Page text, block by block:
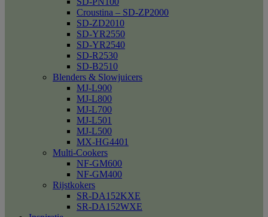
Croustina – SD-ZP2000
SD-ZD2010
SD-YR2550
SD-YR2540
SD-R2530
SD-B2510
Blenders & Slowjuicers
MJ-L900
MJ-L800
MJ-L700
MJ-L501
MJ-L500
MX-HG4401
Multi-Cookers
NF-GM600
NF-GM400
Rijstkokers
SR-DA152KXE
SR-DA152WXE